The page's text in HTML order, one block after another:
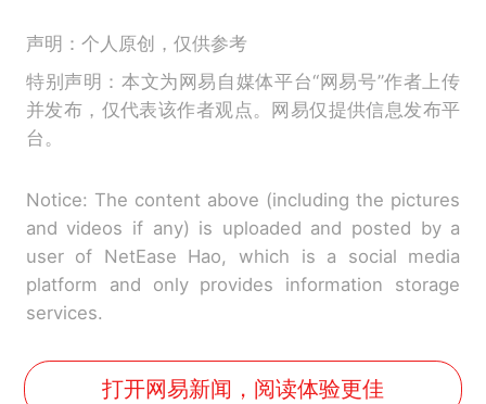
声明：个人原创，仅供参考
特别声明：本文为网易自媒体平台“网易号”作者上传
并发布，仅代表该作者观点。网易仅提供信息发布平
台。
Notice: The content above (including the pictures
and videos if any) is uploaded and posted by a
user of NetEase Hao, which is a social media
platform and only provides information storage
services.
打开网易新闻，阅读体验更佳